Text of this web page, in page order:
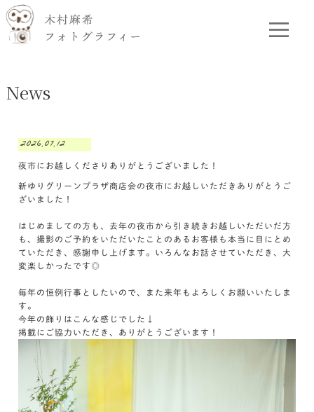
News
2026.07.12
夜市にお越しくださりありがとうございました！
新ゆりグリーンプラザ商店会の夜市にお越しいただきありがとうご
ざいました！
はじめましての方も、去年の夜市から引き続きお越しいただいだ方
も、撮影のご予約をいただいたことのあるお客様も本当に目にとめ
ていただき、感謝申し上げます。いろんなお話させていただき、大
変楽しかったです◎
毎年の恒例行事としたいので、また来年もよろしくお願いいたしま
す。
今年の飾りはこんな感じでした↓
掲載にご協力いただき、ありがとうございます！